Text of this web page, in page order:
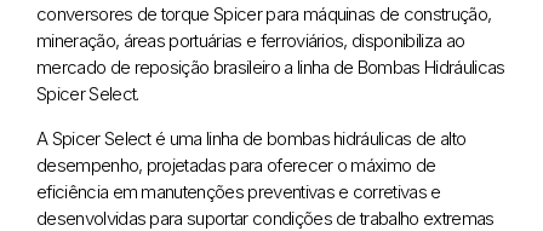
conversores de torque Spicer para máquinas de construção,
mineração, áreas portuárias e ferroviários, disponibiliza ao
mercado de reposição brasileiro a linha de Bombas Hidráulicas
Spicer Select.
A Spicer Select é uma linha de bombas hidráulicas de alto
desempenho, projetadas para oferecer o máximo de
eficiência em manutenções preventivas e corretivas e
desenvolvidas para suportar condições de trabalho extremas